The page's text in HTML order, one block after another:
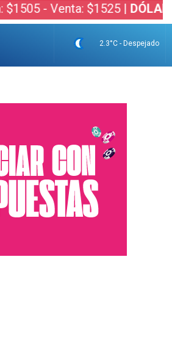
Venta: $1525 |DÓLAR
2.3°C - Despejado